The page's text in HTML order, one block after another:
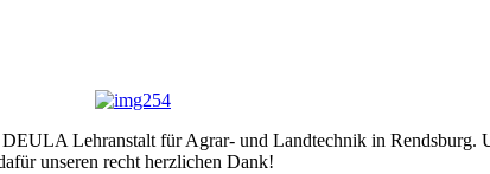
Lehranstalt für Agrar- und Landtechnik in Rendsburg.
unseren recht herzlichen Dank!